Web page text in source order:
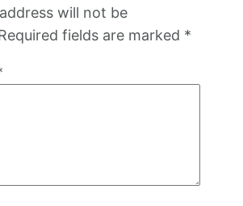
will not be
fields are marked *